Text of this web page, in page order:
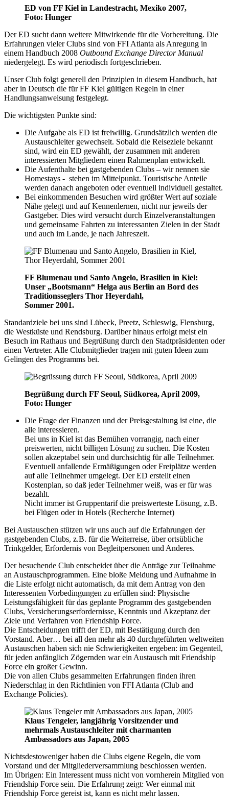
ED von FF Kiel in Landestracht, Mexiko 2007,
Foto: Hunger
Der ED sucht dann weitere Mitwirkende für die Vorbereitung. Die
Erfahrungen vieler Clubs sind von FFI Atlanta als Anregung in
einem Handbuch 2008 Outbound Exchange Director Manual
niedergelegt. Es wird periodisch fortgeschrieben.
Unser Club folgt generell den Prinzipien in diesem Handbuch, hat
aber in Deutsch die für FF Kiel gültigen Regeln in einer
Handlungsanweisung festgelegt.
Die wichtigsten Punkte sind:
Die Aufgabe als ED ist freiwillig. Grundsätzlich werden die
Austauschleiter gewechselt. Sobald die Reiseziele bekannt
sind, wird ein ED gewählt, der zusammen mit anderen
interessierten Mitgliedern einen Rahmenplan entwickelt.
Die Aufenthalte bei gastgebenden Clubs – wir nennen sie
Homestays - stehen im Mittelpunkt. Touristische Anteile
werden danach angeboten oder eventuell individuell gestaltet.
Bei einkommenden Besuchen wird größter Wert auf soziale
Nähe gelegt und auf Kennenlernen, nicht nur jeweils der
Gastgeber. Dies wird versucht durch Einzelveranstaltungen
und gemeinsame Fahrten zu interessanten Zielen in der Stadt
und auch im Lande, je nach Jahreszeit.
FF Blumenau und Santo Angelo, Brasilien in Kiel:
Unser „Bootsmann“ Helga aus Berlin an Bord des
Traditionsseglers Thor Heyerdahl,
Sommer 2001.
Standardziele bei uns sind Lübeck, Preetz, Schleswig, Flensburg,
die Westküste und Rendsburg. Darüber hinaus erfolgt meist ein
Besuch im Rathaus und Begrüßung durch den Stadtpräsidenten oder
einen Vertreter. Alle Clubmitglieder tragen mit guten Ideen zum
Gelingen des Programms bei.
Begrüßung durch FF Seoul, Südkorea, April 2009,
Foto: Hunger
Die Frage der Finanzen und der Preisgestaltung ist eine, die
alle interessieren.
Bei uns in Kiel ist das Bemühen vorrangig, nach einer
preiswerten, nicht billigen Lösung zu suchen. Die Kosten
sollen akzeptabel sein und durchsichtig für alle Teilnehmer.
Eventuell anfallende Ermäßigungen oder Freiplätze werden
auf alle Teilnehmer umgelegt. Der ED erstellt einen
Kostenplan, so daß jeder Teilnehmer weiß, was er für was
bezahlt.
Nicht immer ist Gruppentarif die preiswerteste Lösung, z.B.
bei Flügen oder in Hotels (Recherche Internet)
Bei Austauschen stützen wir uns auch auf die Erfahrungen der
gastgebenden Clubs, z.B. für die Weiterreise, über ortsübliche
Trinkgelder, Erfordernis von Begleitpersonen und Anderes.
Der besuchende Club entscheidet über die Anträge zur Teilnahme
an Austauschprogrammen. Eine bloße Meldung und Aufnahme in
die Liste erfolgt nicht automatisch, da mit dem Antrag von den
Interessenten Vorbedingungen zu erfüllen sind: Physische
Leistungsfähigkeit für das geplante Programm des gastgebenden
Clubs, Versicherungserfordernisse, Kenntnis und Akzeptanz der
Ziele und Verfahren von Friendship Force.
Die Entscheidungen trifft der ED, mit Bestätigung durch den
Vorstand. Aber… bei all den mehr als 40 durchgeführten weltweiten
Austauschen haben sich nie Schwierigkeiten ergeben: im Gegenteil,
für jeden anfänglich Zögernden war ein Austausch mit Friendship
Force ein großer Gewinn.
Die von allen Clubs gesammelten Erfahrungen finden ihren
Niederschlag in den Richtlinien von FFI Atlanta (Club and
Exchange Policies).
Klaus Tengeler, langjährig Vorsitzender und
mehrmals Austauschleiter mit charmanten
Ambassadors aus Japan, 2005
Nichtsdestoweniger haben die Clubs eigene Regeln, die vom
Vorstand und der Mitgliederversammlung beschlossen werden.
Im Übrigen: Ein Interessent muss nicht von vornherein Mitglied von
Friendship Force sein. Die Erfahrung zeigt: Wer einmal mit
Friendship Force gereist ist, kann es nicht mehr lassen.